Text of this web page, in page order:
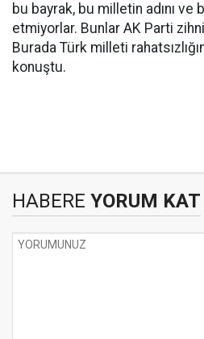
bu bayrak, bu milletin adını ve
etmiyorlar. Bunlar AK Parti
Burada Türk milleti
konuştu.
HABERE YORUM KAT